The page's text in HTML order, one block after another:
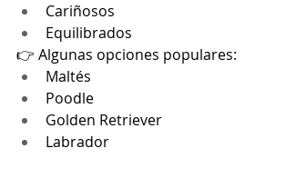
Cariñosos
Equilibrados
👉 Algunas opciones populares:
Maltés
Poodle
Golden Retriever
Labrador